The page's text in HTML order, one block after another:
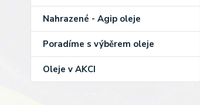
Nahrazené - Agip oleje
Poradíme s výběrem oleje
Oleje v AKCI